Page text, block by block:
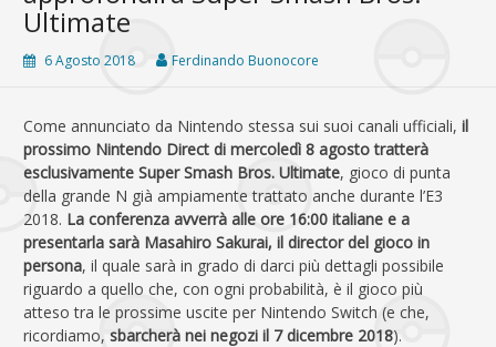
Ultimate
6 Agosto 2018 Ferdinando Buonocore
Come annunciato da Nintendo stessa sui suoi canali ufficiali, il
prossimo Nintendo Direct di mercoledì 8 agosto tratterà
esclusivamente Super Smash Bros. Ultimate, gioco di punta
della grande N già ampiamente trattato anche durante l’E3
2018. La conferenza avverrà alle ore 16:00 italiane e a
presentarla sarà Masahiro Sakurai, il director del gioco in
persona, il quale sarà in grado di darci più dettagli possibile
riguardo a quello che, con ogni probabilità, è il gioco più
atteso tra le prossime uscite per Nintendo Switch (e che,
ricordiamo, sbarcherà nei negozi il 7 dicembre 2018).